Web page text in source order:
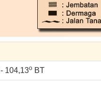
- 104,13o BT